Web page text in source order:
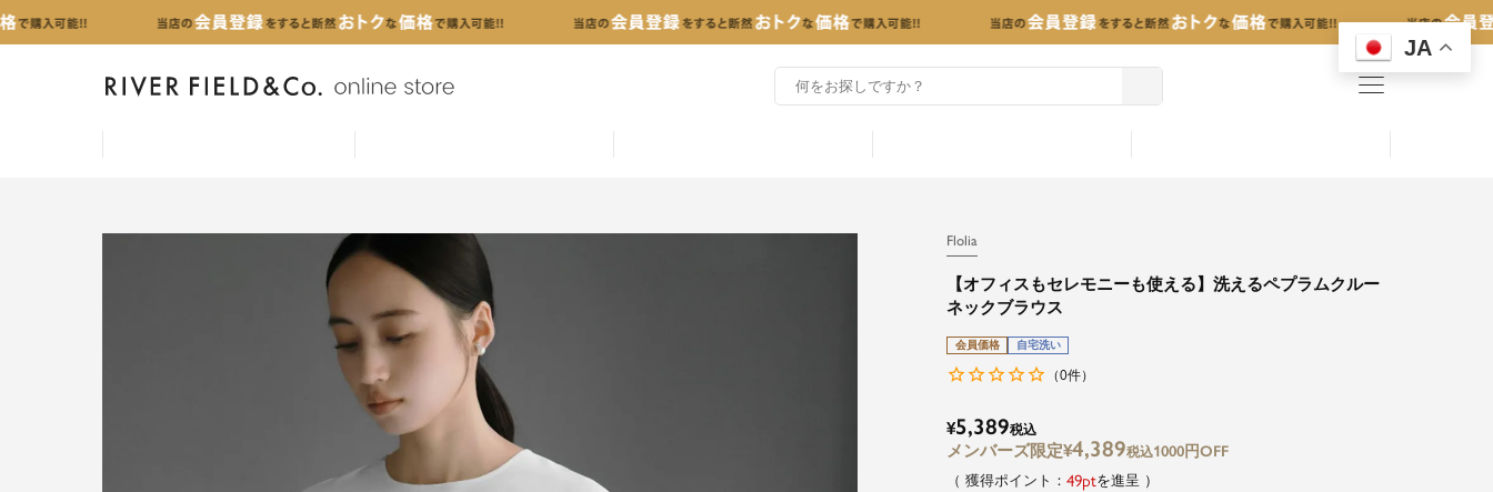
JA
menu
Flolia
【オフィスもセレモニーも使える】洗えるペプラムクルー
ネックブラウス
会員価格 自宅洗い
（0件）
¥5,389税込
¥4,389税込1000円OFF
49 を進呈